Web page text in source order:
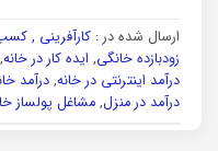
ارسال شده در : کارآفرینی ,
زودبازده خانگی, ایده کار در خانه,
درآمد اینترنتی در خانه, درآمد
درآمد در منزل, مشاغل پولساز